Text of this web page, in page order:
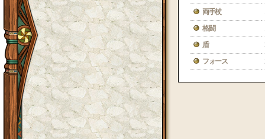
両手杖
格闘
盾
フォース